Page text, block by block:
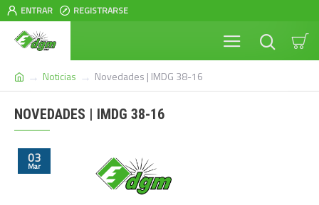
ENTRAR REGISTRARSE
Noticias Novedades | IMDG 38-16
NOVEDADES | IMDG 38-16
03
Mar